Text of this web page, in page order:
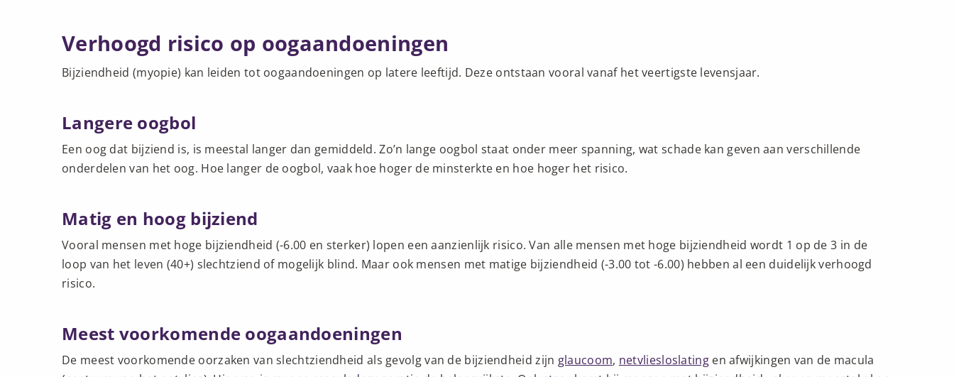
Verhoogd risico op oogaandoeningen
Bijziendheid (myopie) kan leiden tot oogaandoeningen op latere leeftijd. Deze ontstaan vooral vanaf het veertigste levensjaar.
Langere oogbol
Een oog dat bijziend is, is meestal langer dan gemiddeld. Zo’n lange oogbol staat onder meer spanning, wat schade kan geven aan verschillende
onderdelen van het oog. Hoe langer de oogbol, vaak hoe hoger de minsterkte en hoe hoger het risico.
Matig en hoog bijziend
Vooral mensen met hoge bijziendheid (-6.00 en sterker) lopen een aanzienlijk risico. Van alle mensen met hoge bijziendheid wordt 1 op de 3 in de
loop van het leven (40+) slechtziend of mogelijk blind. Maar ook mensen met matige bijziendheid (-3.00 tot -6.00) hebben al een duidelijk verhoogd
risico.
Meest voorkomende oogaandoeningen
De meest voorkomende oorzaken van slechtziendheid als gevolg van de bijziendheid zijn glaucoom, netvliesloslatingen afwijkingen van de macula